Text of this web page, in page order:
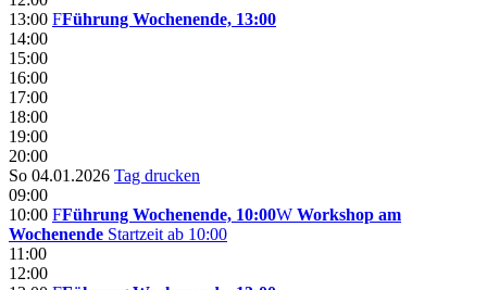
13:00 FFührung Wochenende, 13:00
14:00
15:00
16:00
17:00
18:00
19:00
20:00
So 04.01.2026 Tag drucken
09:00
10:00 FFührung Wochenende, 10:00W Workshop am
Wochenende Startzeit ab 10:00
11:00
12:00